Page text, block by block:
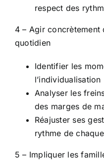
respect des
4 – Agir concrètement
quotidien
Identifier les
l’individualisation
Analyser les
des marges de
Réajuster ses
rythme de
5 – Impliquer les